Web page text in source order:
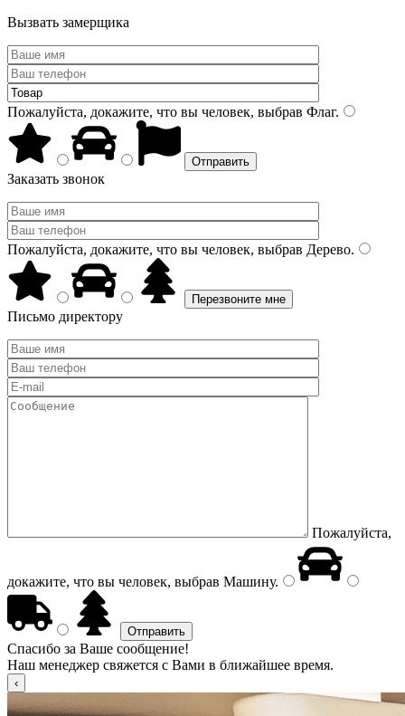
Вызвать замерщика
Пожалуйста, докажите, что вы человек, выбрав Флаг.
Заказать звонок
Пожалуйста, докажите, что вы человек, выбрав Дерево.
Письмо директору
Пожалуйста,
докажите, что вы человек, выбрав Машину.
Спасибо за Ваше сообщение!
Наш менеджер свяжется с Вами в ближайшее время.